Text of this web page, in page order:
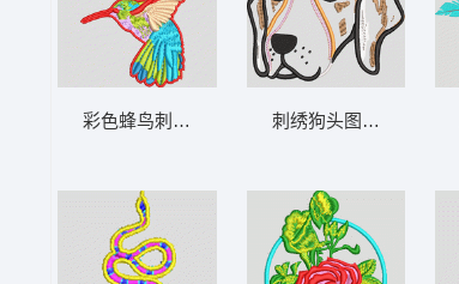
彩色蜂鸟刺绣图案 鸟 刺绣狗头图案 狗头